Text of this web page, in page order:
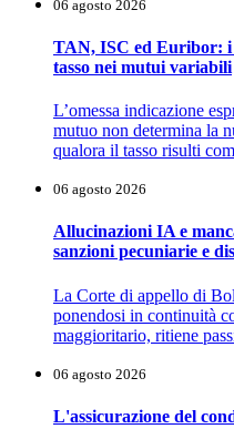
06 agosto 2026
TAN, ISC ed Euribor: i
tasso nei mutui variabili
L’omessa indicazione
mutuo non determina la
qualora il tasso risulti
06 agosto 2026
Allucinazioni IA e
sanzioni pecuniarie e
La Corte di appello di
ponendosi in continuità
maggioritario, ritiene
06 agosto 2026
L'assicurazione del